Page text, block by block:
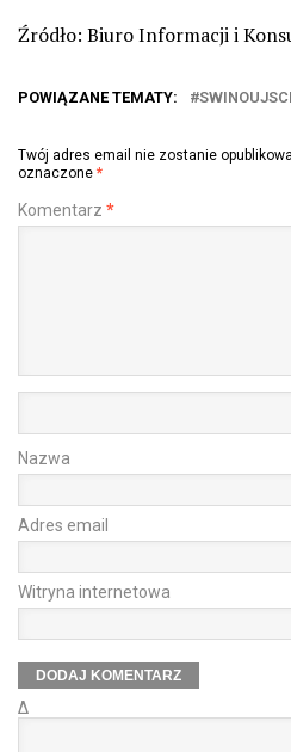
Źródło: Biuro Informacji i
POWIĄZANE TEMATY:
Twój adres email nie zostanie
oznaczone *
Komentarz *
Nazwa
Adres email
Witryna internetowa
Δ